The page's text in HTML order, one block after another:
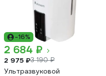
-16%
2 684 ₽
2 975 ₽3 190 ₽
Ультразвуковой